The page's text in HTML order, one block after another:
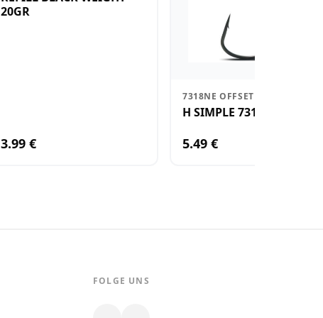
20GR
3.99 €
7318NE OFFSET CHEBOO®
H SIMPLE 7318 N 2 X6
5.49 €
FOLGE UNS